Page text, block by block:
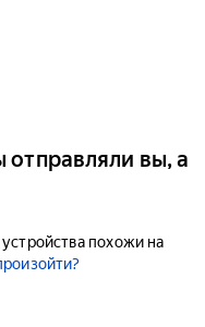
отправляли вы, а
похожи на